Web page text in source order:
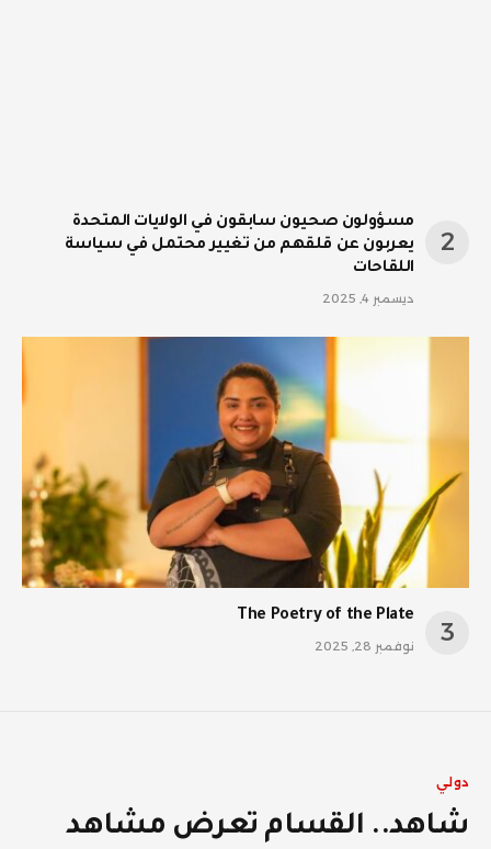
مسؤولون صحيون سابقون في الولايات المتحدة
يعربون عن قلقهم من تغيير محتمل في سياسة
اللقاحات
ديسمبر 4, 2025
The Poetry of the Plate
نوفمبر 28, 2025
دولي
شاهد.. القسام تعرض مشاهد